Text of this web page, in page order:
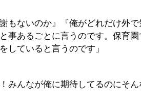
もないのか』『俺がどれだけ外で
事あるごとに言うのです。保育
していると言うのです」
みんなが俺に期待してるのにそ